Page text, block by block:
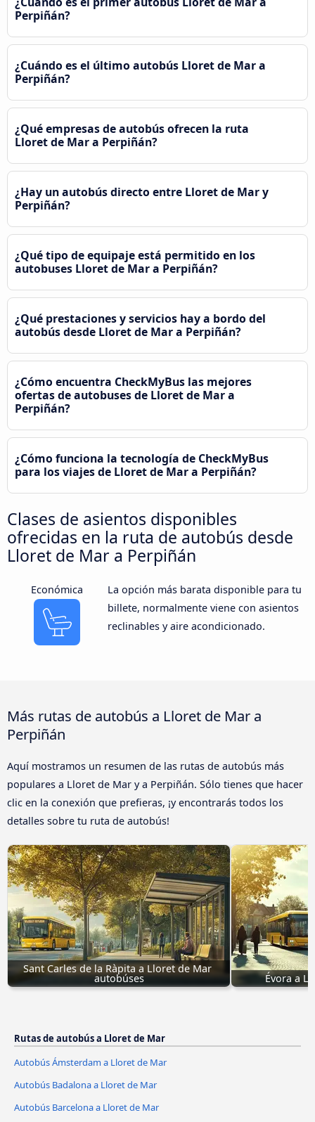
Perpiñán?
¿Cuándo es el último autobús Lloret de Mar a
Perpiñán?
¿Qué empresas de autobús ofrecen la ruta
Lloret de Mar a Perpiñán?
¿Hay un autobús directo entre Lloret de Mar y
Perpiñán?
¿Qué tipo de equipaje está permitido en los
autobuses Lloret de Mar a Perpiñán?
¿Qué prestaciones y servicios hay a bordo del
autobús desde Lloret de Mar a Perpiñán?
¿Cómo encuentra CheckMyBus las mejores
ofertas de autobuses de Lloret de Mar a
Perpiñán?
¿Cómo funciona la tecnología de CheckMyBus
para los viajes de Lloret de Mar a Perpiñán?
Clases de asientos disponibles
ofrecidas en la ruta de autobús desde
Lloret de Mar a Perpiñán
Económica
La opción más barata disponible para tu
billete, normalmente viene con asientos
reclinables y aire acondicionado.
Más rutas de autobús a Lloret de Mar a
Perpiñán
Aquí mostramos un resumen de las rutas de autobús más
populares a Lloret de Mar y a Perpiñán. Sólo tienes que hacer
clic en la conexión que prefieras, ¡y encontrarás todos los
detalles sobre tu ruta de autobús!
Sant Carles de la Ràpita a Lloret de Mar
autobúses Évora a
Rutas de autobús a Lloret de Mar
Autobús Ámsterdam a Lloret de Mar
Autobús Badalona a Lloret de Mar
Autobús Barcelona a Lloret de Mar